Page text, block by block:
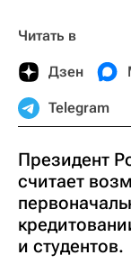
Читать в
Дзен
Telegram
Президент
считает
и студентов.